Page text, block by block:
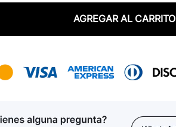
AGREGAR AL CARRITO